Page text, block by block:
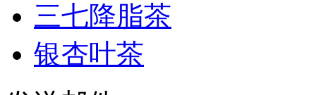
三七降脂茶
银杏叶茶